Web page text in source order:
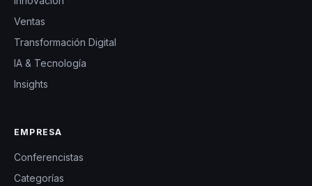
Ventas
Transformación Digital
IA & Tecnología
Insights
EMPRESA
Conferencistas
Categorías